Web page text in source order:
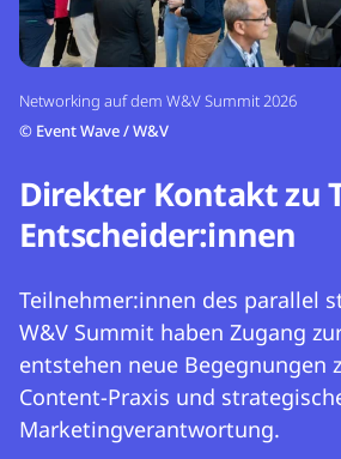
Networking auf dem W&V Summit 2026
© Event Wave / W&V
Direkter Kontakt zu
Entscheider:innen
Teilnehmer:innen des parallel
W&V Summit haben Zugang
entstehen neue Begegnungen
Content-Praxis und
Marketingverantwortung.